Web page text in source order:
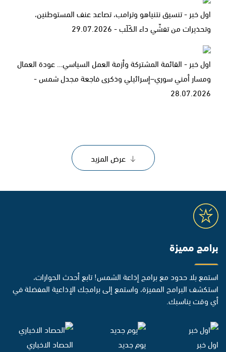
اول خبر - تنسيق نتنياهو وترامب، تصاعد عنف المستوطنين،
وتحذيرات من تفشّي داء الكَلَب - 29.07.2026
اول خبر - القائمة المشتركة وأزمة العمل السياسي… عودة العمال
ومسار أمني سوري–إسرائيلي وذكرى فاجعة مجدل شمس -
28.07.2026
عرض المزيد
برامج مميزة
استمع بلا حدود مع برامج إذاعة الشمس! تابع أحدث الحوارات،
استكشف البرامج المميزة، واستمع إلى برامجك الإذاعية المفضلة في
أي وقت يناسبك.
اول خبر
يوم جديد
الحصاد الاخباري